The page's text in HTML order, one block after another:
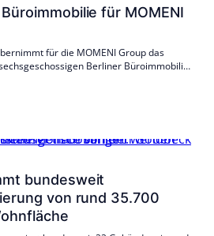
für MOMENI
für die MOMENI Group das
Berliner Büroimmobilie
Mietfläche. Der Auftrag umfasst
Gebäudemanagement; die
bundesweit
von rund 35.700